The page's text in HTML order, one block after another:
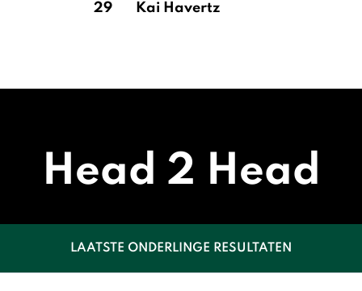
29 Kai Havertz
Head 2 Head
LAATSTE ONDERLINGE RESULTATEN